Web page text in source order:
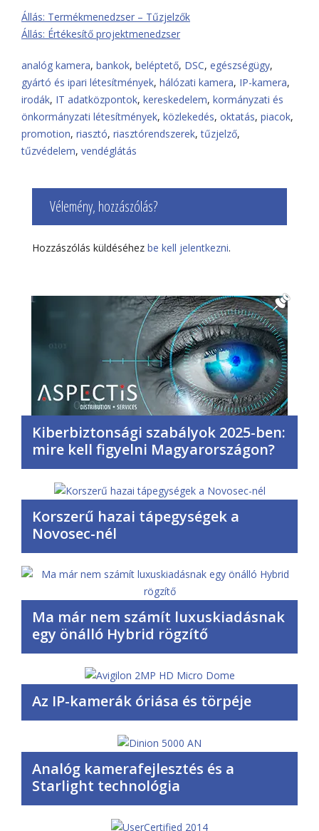
Állás: Termékmenedzser – Tűzjelzők
Állás: Értékesítő projektmenedzser
analóg kamera, bankok, beléptető, DSC, egészségügy,
gyártó és ipari létesítmények, hálózati kamera, IP-kamera,
irodák, IT adatközpontok, kereskedelem, kormányzati és
önkormányzati létesítmények, közlekedés, oktatás, piacok,
promotion, riasztó, riasztórendszerek,tűzjelző,
tűzvédelem, vendéglátás
Vélemény, hozzászólás?
Hozzászólás küldéséhez be kell jelentkezni.
Kiberbiztonsági szabályok 2025-ben:
mire kell figyelni Magyarországon?
Korszerű hazai tápegységek a
Novosec-nél
Ma már nem számít luxuskiadásnak
egy önálló Hybrid rögzítő
Az IP-kamerák óriása és törpéje
Analóg kamerafejlesztés és a
Starlight technológia